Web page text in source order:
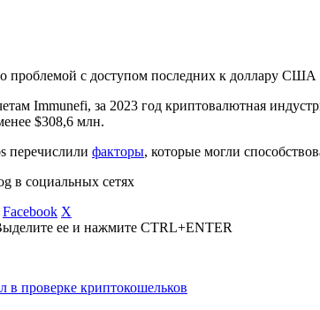
проблемой с доступом последних к доллару
Immunefi, за 2023 год криптовалютная
$308,6 млн.
перечислили факторы, которые могли
в социальных сетях
Facebook X
ее и нажмите CTRL+ENTER
в проверке криптокошельков